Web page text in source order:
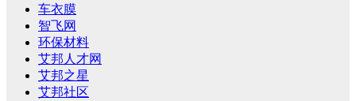
车衣膜
智飞网
环保材料
艾邦人才网
艾邦之星
艾邦社区